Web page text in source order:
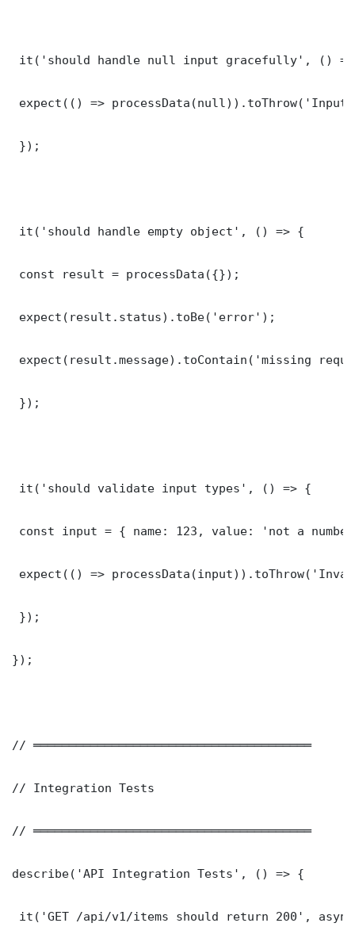
it('should handle null input gracefully', ()
expect(() =>
});
it('should handle empty object', () => {
const result = processData({});
expect(result.status).toBe('error');
expect(result.message).toContain('missing
});
it('should validate input types', () => {
const input = { name: 123, value: 'not a
expect(() =>
});
});
// ═══════════════════════════════════════
// Integration Tests
// ═══════════════════════════════════════
describe('API Integration Tests', () => {
it('GET /api/v1/items should return 200',